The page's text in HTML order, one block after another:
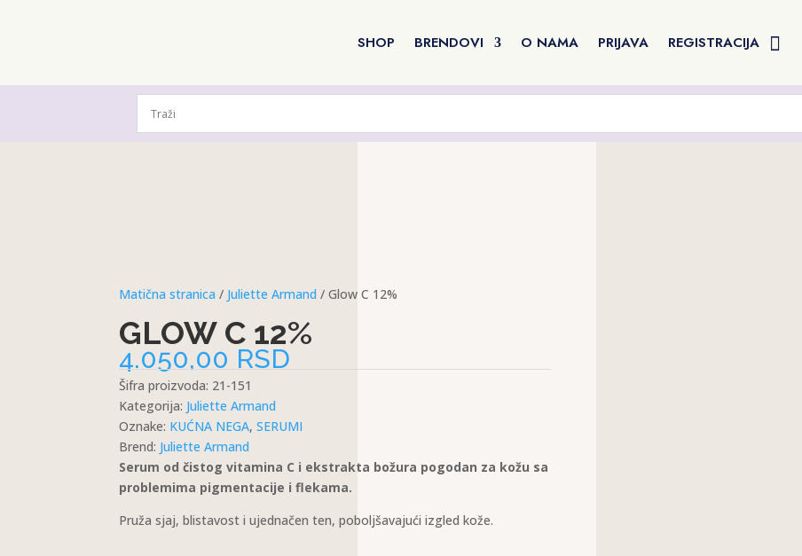
SHOP BRENDOVI O NAMA PRIJAVA REGISTRACIJA
Matična stranica / Juliette Armand / Glow C 12%
GLOW C 12%
4.050,00 RSD
Šifra proizvoda: 21-151
Kategorija: Juliette Armand
Oznake: KUĆNA NEGA,SERUMI
Brend: Juliette Armand
Serum od čistog vitamina C i ekstrakta božura pogodan za kožu sa
problemima pigmentacije i flekama.
Pruža sjaj, blistavost i ujednačen ten, poboljšavajući izgled kože.